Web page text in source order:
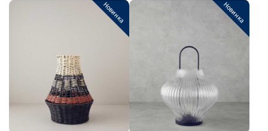
Новинка Новинка